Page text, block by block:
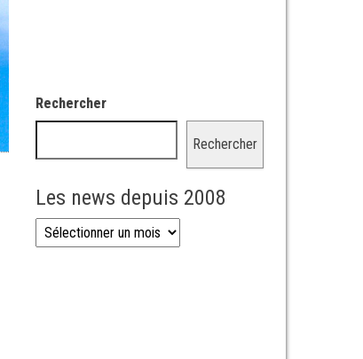
Rechercher
Rechercher
Les news depuis 2008
Les news depuis 2008